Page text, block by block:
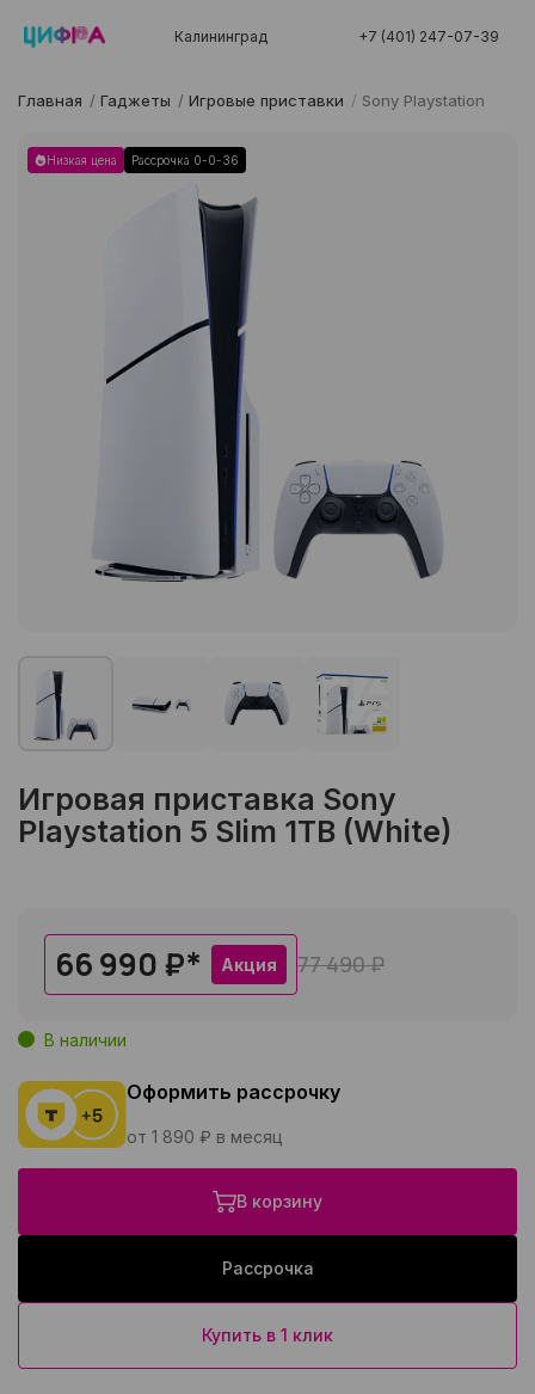
Калининград +7 (401) 247-07-39
Главная / Гаджеты / Игровые приставки / Sony Playstation
Низкая цена Рассрочка 0-0-36
Игровая приставка Sony
Playstation 5 Slim 1TB (White)
66 990 ₽* Акция 77 490 ₽
В наличии
Оформить рассрочку
от 1 890 ₽ в месяц
В корзину
Рассрочка
Купить в 1 клик